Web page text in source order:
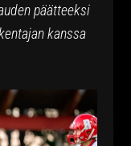
päätteeksi
kanssa